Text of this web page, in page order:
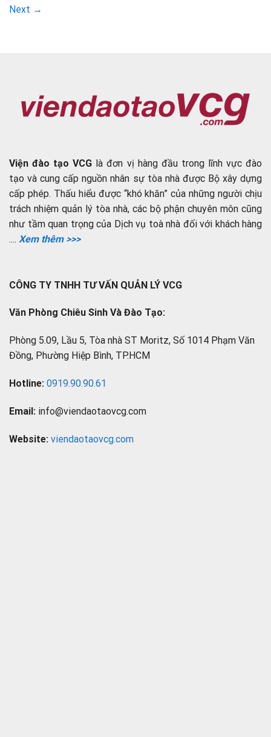
Next →
Viện đào tạo VCG là đơn vị hàng đầu trong lĩnh vực đào
tạo và cung cấp nguồn nhân sự tòa nhà được Bộ xây dựng
cấp phép. Thấu hiểu được “khó khăn” của những người chịu
trách nhiệm quản lý tòa nhà, các bộ phận chuyên môn cũng
như tầm quan trọng của Dịch vụ toà nhà đối với khách hàng
.... Xem thêm >>>
CÔNG TY TNHH TƯ VẤN QUẢN LÝ VCG
Văn Phòng Chiêu Sinh Và Đào Tạo:
Phòng 5.09, Lầu 5, Tòa nhà ST Moritz, Số 1014 Phạm Văn
Đồng, Phường Hiệp Bình, TP.HCM
Hotline: 0919.90.90.61
Email: info@viendaotaovcg.com
Website: viendaotaovcg.com